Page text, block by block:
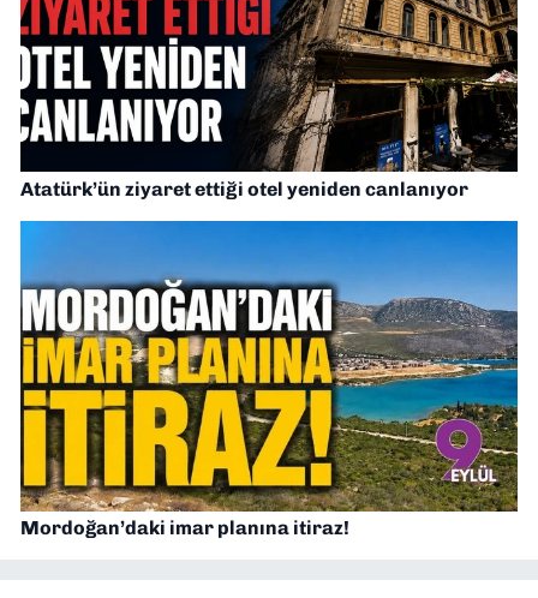
Atatürk’ün ziyaret ettiği otel yeniden canlanıyor
Mordoğan’daki imar planına itiraz!